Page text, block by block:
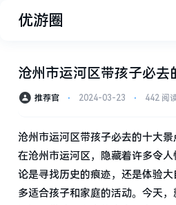
优游圈
沧州市运河区带孩子必去
推荐官 ⋅ 2024-03-23 ⋅ 442 阅
沧州市运河区带孩子必去的十大景
在沧州市运河区，隐藏着许多令
论是寻找历史的痕迹，还是体验
多适合孩子和家庭的活动。今天